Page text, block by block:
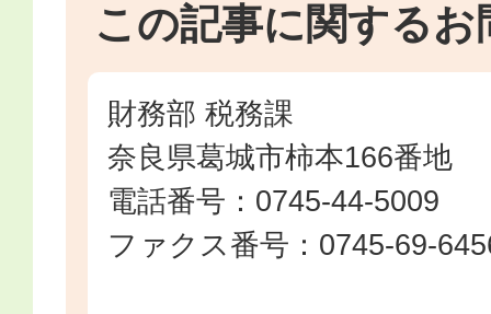
この記事に関するお
財務部 税務課
奈良県葛城市柿本166番地
電話番号：0745-44-5009
ファクス番号：0745-69-